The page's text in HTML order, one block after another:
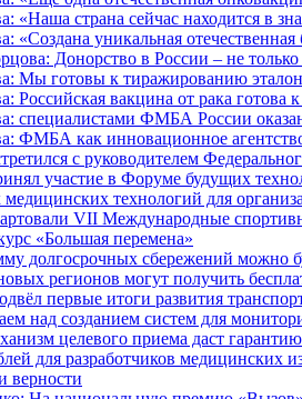
«Наша страна сейчас находится в
«Создана уникальная
Донорство в России – не только
Мы готовы к тиражированию
Российская вакцина от рака готова
специалистами ФМБА России
ФМБА как инновационное
с руководителем
участие в Форуме будущих
технологий для
VII Международные
«Большая перемена»
долгосрочных сбережений можно
регионов могут получить
первые итоги развития
над созданием систем для
целевого приема даст
для разработчиков медицинских
верности